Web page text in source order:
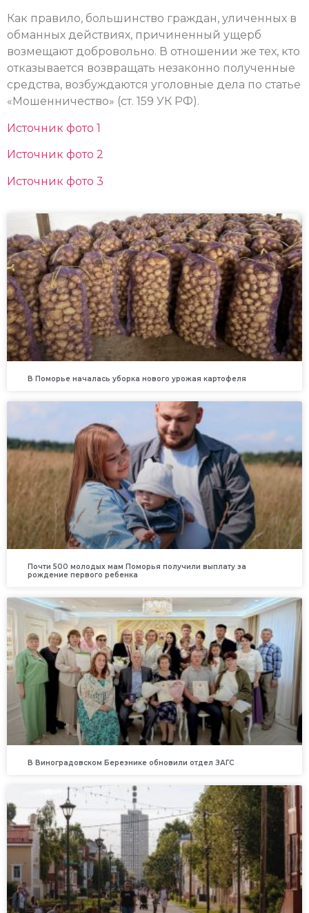
Как правило, большинство граждан, уличенных в
обманных действиях, причиненный ущерб
возмещают добровольно. В отношении же тех, кто
отказывается возвращать незаконно полученные
средства, возбуждаются уголовные дела по статье
«Мошенничество» (ст. 159 УК РФ).
Источник фото 1
Источник фото 2
Источник фото 3
В Поморье началась уборка нового урожая картофеля
Почти 500 молодых мам Поморья получили выплату за
рождение первого ребенка
В Виноградовском Березнике обновили отдел ЗАГС